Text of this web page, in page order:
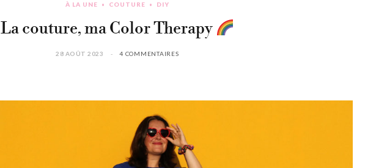
À LA UNE COUTURE DIY
La couture, ma Color Therapy
28 AOÛT 2023 4 COMMENTAIRES